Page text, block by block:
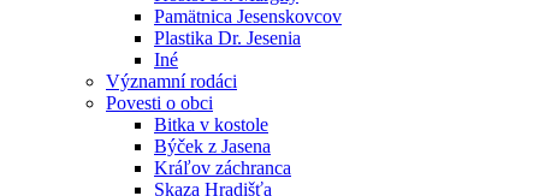
Pamätnica Jesenskovcov
Plastika Dr. Jesenia
Iné
Významní rodáci
Povesti o obci
Bitka v kostole
Býček z Jasena
Kráľov záchranca
Skaza Hradišťa